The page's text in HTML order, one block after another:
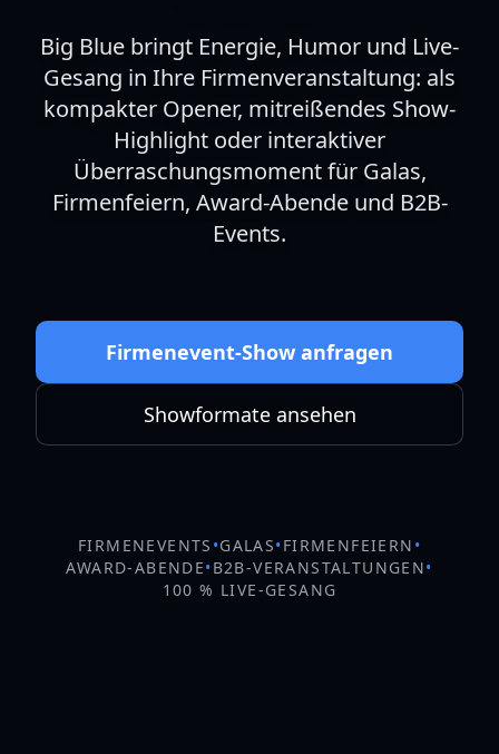
Big Blue bringt Energie, Humor und Live-
Gesang in Ihre Firmenveranstaltung: als
kompakter Opener, mitreißendes Show-
Highlight oder interaktiver
Überraschungsmoment für Galas,
Firmenfeiern, Award-Abende und B2B-
Events.
Firmenevent-Show anfragen
Showformate ansehen
FIRMENEVENTS •GALAS•FIRMENFEIERN •
AWARD-ABENDE•B2B-VERANSTALTUNGEN•
100 % LIVE-GESANG